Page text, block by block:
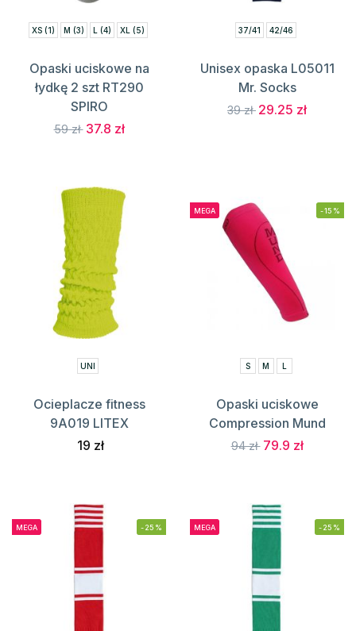
XS (1) M (3) L (4) XL (5)
Opaski uciskowe na
łydkę 2 szt RT290
SPIRO
59 zł 37.8 zł
37/41 42/46
Unisex opaska L05011
Mr. Socks
39 zł 29.25 zł
UNI
Ocieplacze fitness
9A019 LITEX
19 zł
MEGA -15%
S M L
Opaski uciskowe
Compression Mund
94 zł 79.9 zł
MEGA -25% MEGA -25%